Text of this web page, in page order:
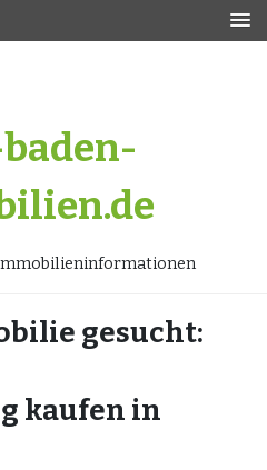
gesucht:
kaufen in